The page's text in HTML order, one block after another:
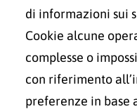
di informazioni sui
Cookie alcune
complesse o
con riferimento
preferenze in base